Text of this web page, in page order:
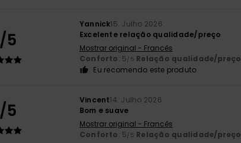
/5
Yannick15. Julho 2026
Excelente relação qualidade/preço
Mostrar original - Francês
Conforto: 5/5 Relação qualidade/preço
Eu recomendo este produto
/5 Vincent14. Julho 2026
Bom e suave
Mostrar original - Francês
Conforto: 5/5 Relação qualidade/preço